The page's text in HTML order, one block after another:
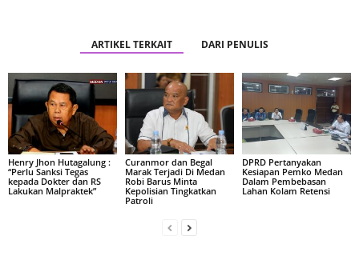
ARTIKEL TERKAIT DARI PENULIS
Henry Jhon Hutagalung :
“Perlu Sanksi Tegas
kepada Dokter dan RS
Lakukan Malpraktek”
Curanmor dan Begal
Marak Terjadi Di Medan
Robi Barus Minta
Kepolisian Tingkatkan
Patroli
DPRD Pertanyakan
Kesiapan Pemko Medan
Dalam Pembebasan
Lahan Kolam Retensi